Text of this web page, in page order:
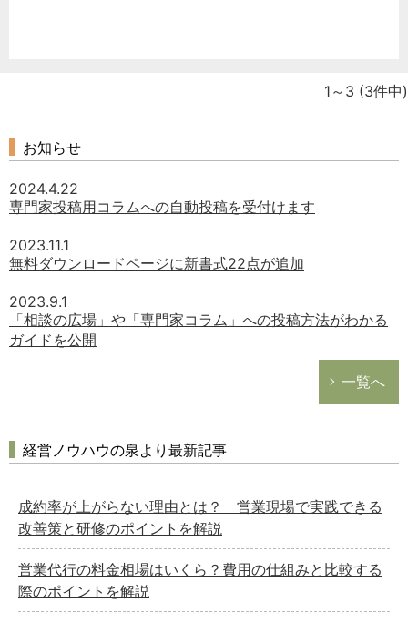
1～3 (3件中)
お知らせ
2024.4.22
専門家投稿用コラムへの自動投稿を受付けます
2023.11.1
無料ダウンロードページに新書式22点が追加
2023.9.1
「相談の広場」や「専門家コラム」への投稿方法がわかる
ガイドを公開
一覧へ
経営ノウハウの泉より最新記事
成約率が上がらない理由とは？ 営業現場で実践できる
改善策と研修のポイントを解説
営業代行の料金相場はいくら？費用の仕組みと比較する
際のポイントを解説